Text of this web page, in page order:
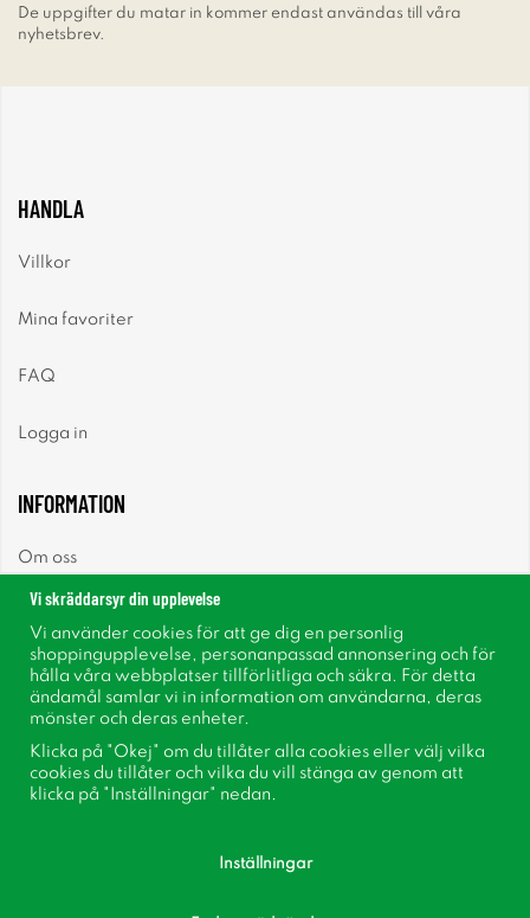
De uppgifter du matar in kommer endast användas till våra
nyhetsbrev.
HANDLA
Villkor
Mina favoriter
FAQ
Logga in
INFORMATION
Om oss
Nyhetsbrev
Om cookies
Inspiration
Vi skräddarsyr din upplevelse
Vi använder cookies för att ge dig en personlig
shoppingupplevelse, personanpassad annonsering och för
hålla våra webbplatser tillförlitliga och säkra. För detta
ändamål samlar vi in information om användarna, deras
mönster och deras enheter.
Klicka på "Okej" om du tillåter alla cookies eller välj vilka
cookies du tillåter och vilka du vill stänga av genom att
klicka på "Inställningar" nedan.
Inställningar